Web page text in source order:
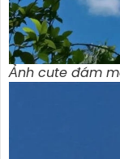
Ảnh cute đám